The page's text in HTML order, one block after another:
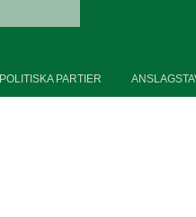
POLITISKA PARTIER